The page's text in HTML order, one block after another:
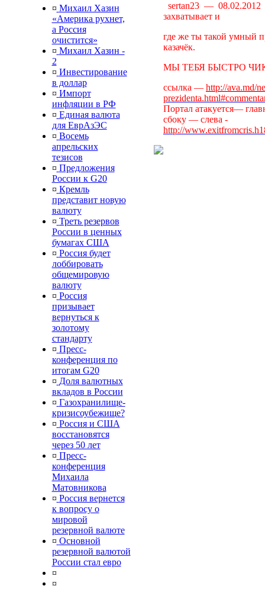
¤ Михаил Хазин
«Америка рухнет,
а Россия
очистится»
¤ Михаил Хазин -
2
¤ Инвестирование
в доллар
¤ Импорт
инфляции в РФ
¤ Единая валюта
для ЕврАзЭС
¤ Восемь
апрельских
тезисов
¤ Предложения
России к G20
¤ Кремль
представит новую
валюту
¤ Треть резервов
России в ценных
бумагах США
¤ Россия будет
лоббировать
общемировую
валюту
¤ Россия
призывает
вернуться к
золотому
стандарту
¤ Пресс-
конференция по
итогам G20
¤ Доля валютных
вкладов в России
¤ Газохранилище-
кризисоубежище?
¤ Россия и США
восстановятся
через 50 лет
¤ Пресс-
конференция
Михаила
Матовникова
¤ Россия вернется
к вопросу о
мировой
резервной валюте
¤ Основной
резервной валютой
России стал евро
¤
¤
sertan23 —
захватывает и
где же ты такой умный
казачёк.
МЫ ТЕБЯ БЫСТРО
ссылка — http://ava.md/
Портал атакуется—
сбоку — слева -
http://